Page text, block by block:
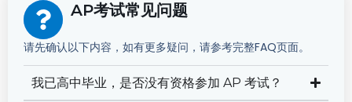
AP考试常见问题
请先确认以下内容，如有更多疑问，请参考完整FAQ页面。
我已高中毕业，是否没有资格参加 AP 考试？